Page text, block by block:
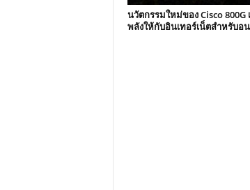
นวัตกรรมใหม่ของ Cisco 800G
พลังให้กับอินเทอร์เน็ตสำหรับอ